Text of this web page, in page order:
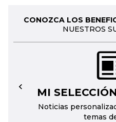
CONOZCA LOS
NUESTROS
MI
Noticias
temas
←